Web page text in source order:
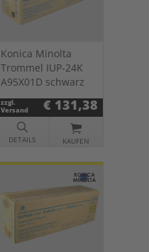
Konica Minolta
Trommel IUP-24K
A95X01D schwarz
zzgl.
Versand
€ 131,38
DETAILS KAUFEN